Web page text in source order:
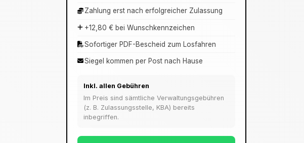
Zahlung erst nach erfolgreicher Zulassung
+12,80 € bei Wunschkennzeichen
Sofortiger PDF-Bescheid zum Losfahren
Siegel kommen per Post nach Hause
Inkl. allen Gebühren
Im Preis sind sämtliche Verwaltungsgebühren
(z. B. Zulassungsstelle, KBA) bereits
inbegriffen.